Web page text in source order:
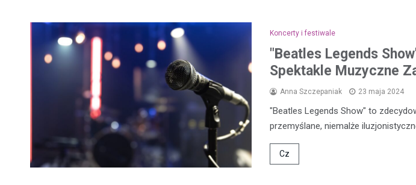
Koncerty i festiwale
"Beatles Legends
Spektakle Muzyczne
Anna Szczepaniak 23 maja 2024
"Beatles Legends Show" to
przemyślane, niemalże
Cz